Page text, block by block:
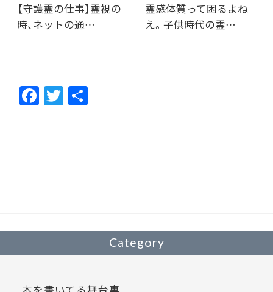
【守護霊の仕事】霊視の
時、ネットの通…
霊感体質って困るよね
え。子供時代の霊…
F
ac
T
w
Category